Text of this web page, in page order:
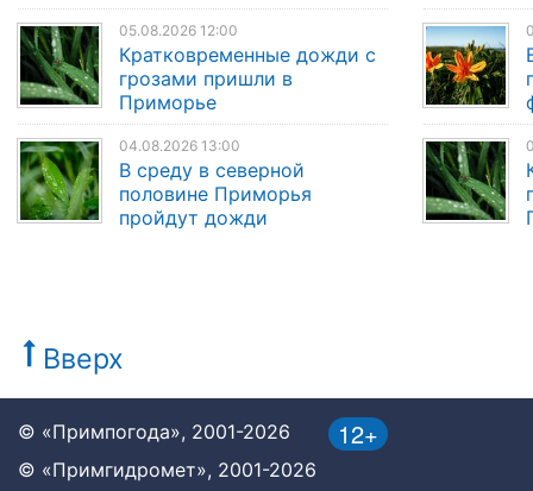
05.08.2026 12:00
Кратковременные дожди с
грозами пришли в
Приморье
04.08.2026 13:00
В среду в северной
половине Приморья
пройдут дожди
Вверх
12+
© «Примпогода», 2001-2026
© «Примгидромет», 2001-2026